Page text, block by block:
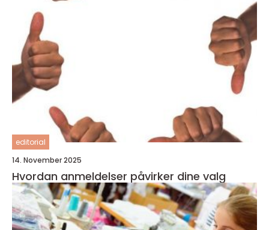
editorial
14. November 2025
Hvordan anmeldelser påvirker dine valg